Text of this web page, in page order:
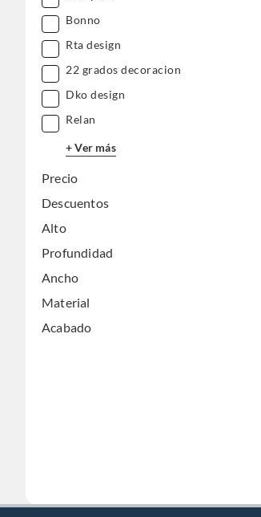
Bonno
Rta design
22 grados decoracion
Dko design
Relan
+ Ver más
Precio
Descuentos
Alto
Profundidad
Ancho
Material
Acabado